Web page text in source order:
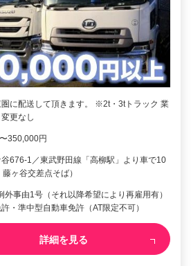
に配送して頂きます。 ※2t・3tトラック 業
更なし
350,000円
676-1／東武野田線「高柳駅」より車で10
ヶ谷交差点そば）
事由1号（それ以降希望により再雇用有）
・準中型自動車免許（AT限定不可）
詳細を見る